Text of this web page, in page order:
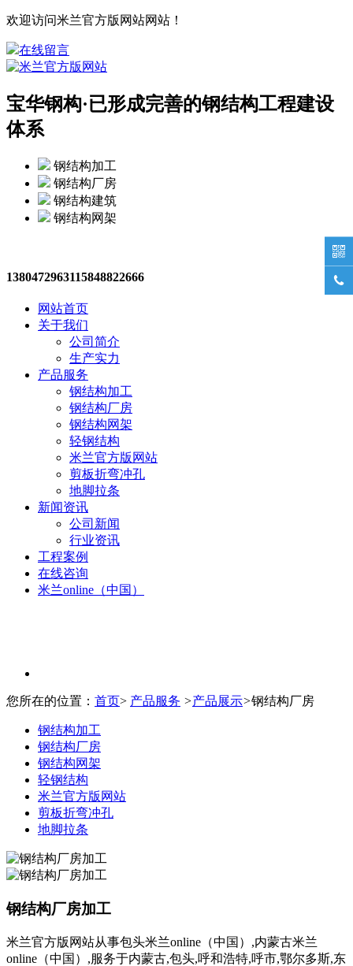
欢迎访问米兰官方版网站网站！
在线留言
宝华钢构·已形成完善的钢结构工程建设
体系
钢结构加工
钢结构厂房
钢结构建筑
钢结构网架
1380472963115848822666
网站首页
关于我们
公司简介
生产实力
产品服务
钢结构加工
钢结构厂房
钢结构网架
轻钢结构
米兰官方版网站
剪板折弯冲孔
地脚拉条
新闻资讯
公司新闻
行业资讯
工程案例
在线咨询
米兰online（中国）
您所在的位置： 首页> 产品服务 >产品展示>钢结构厂房
钢结构加工
钢结构厂房
钢结构网架
轻钢结构
米兰官方版网站
剪板折弯冲孔
地脚拉条
钢结构厂房加工
米兰官方版网站从事包头米兰online（中国）,内蒙古米兰
online（中国）,服务于内蒙古,包头,呼和浩特,呼市,鄂尔多斯,东

